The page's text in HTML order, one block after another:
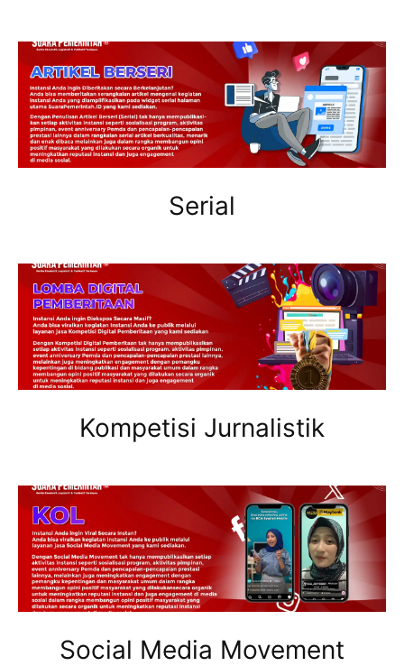
Serial
Kompetisi Jurnalistik
Social Media Movement